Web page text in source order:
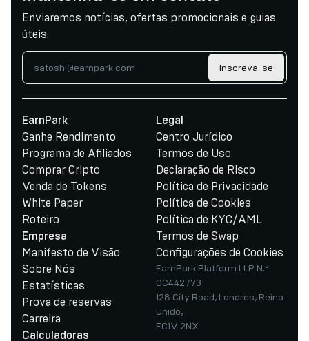
Enviaremos notícias, ofertas promocionais e guias
úteis.
Inscreva-se
EarnPark
Ganhe Rendimento
Programa de Afiliados
Comprar Cripto
Venda de Tokens
White Paper
Roteiro
Empresa
Manifesto de Visão
Sobre Nós
Estatísticas
Prova de reservas
Carreira
Calculadoras
Legal
Centro Jurídico
Termos de Uso
Declaração de Risco
Política de Privacidade
Política de Cookies
Política de KYC/AML
Termos de Swap
Configurações de Cookies
EarnPark Platform LLP N.º
OC442773
128 City Road, Londres, Reino
Unido,
EC1V 2NX